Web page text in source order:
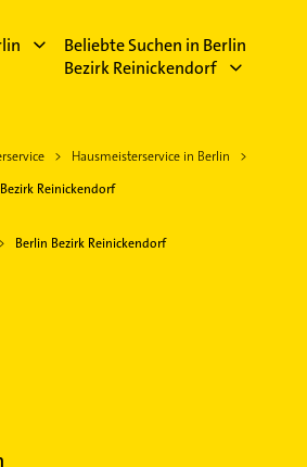
Beliebte Suchen in Berlin
Bezirk Reinickendorf
Hausmeisterservice in Berlin
Reinickendorf
Berlin Bezirk Reinickendorf